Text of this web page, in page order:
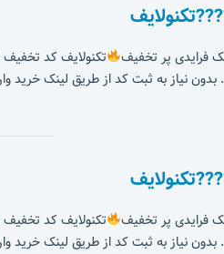
فرایدی پر تخفیف تکنولایف کد تخفیف تکنولایف : از 30 آبان تا 7 آذر
نیاز به ثبت کد از طریق لینک خرید
فرایدی پر تخفیف تکنولایف کد تخفیف تکنولایف : از 30 آبان تا 7 آذر
نیاز به ثبت کد از طریق لینک خرید